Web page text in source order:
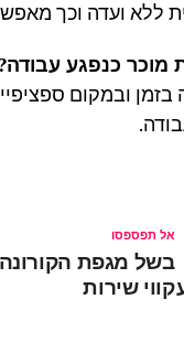
ללא ועדה וכך
מוכר כנפגע
ובמקום
אל תפספסו
בשל מגפת
קווי שירות